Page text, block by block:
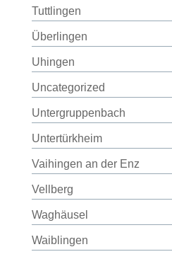
Tuttlingen
Überlingen
Uhingen
Uncategorized
Untergruppenbach
Untertürkheim
Vaihingen an der Enz
Vellberg
Waghäusel
Waiblingen